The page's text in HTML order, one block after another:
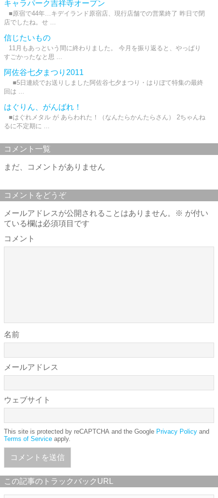
キャラパーク吉祥寺オープン
■原宿で44年…キデイランド原宿店、現行店舗での営業終了 昨日で閉
店でしたね。せ ...
信じたいもの
11月もあっという間に終わりました。 今月を振り返ると、やっぱり
すごかったなと思 ...
阿佐谷七夕まつり2011
■5日連続でお送りしました阿佐谷七夕まつり・はりぼて特集の最終
回は ...
はぐりん、がんばれ！
■はぐれメタル が あらわれた！（なんたらかんたらさん） 2ちゃんね
るに不定期に ...
コメント一覧
まだ、コメントがありません
コメントをどうぞ
メールアドレスが公開されることはありません。 ※ が付い
ている欄は必須項目です
コメント
名前
メールアドレス
ウェブサイト
This site is protected by reCAPTCHA and the Google Privacy Policy and
Terms of Service apply.
この記事のトラックバックURL